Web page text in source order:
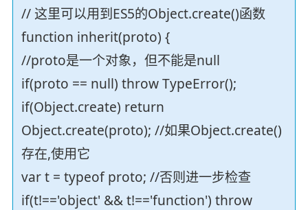
// 这里可以用到ES5的Object.create()函数
function inherit(proto) {
//proto是一个对象，但不能是null
if(proto == null) throw TypeError();
if(Object.create) return
Object.create(proto); //如果Object.create()
存在,使用它
var t = typeof proto; //否则进一步检查
if(t!=='object' && t!=='function') throw